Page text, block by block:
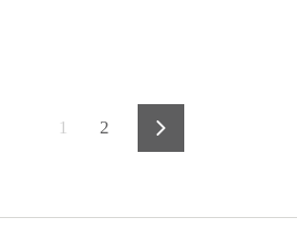
1 2 Vorwärts